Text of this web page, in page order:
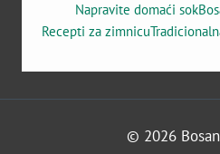
Napravite domaći sok
Recepti za zimnicu
© 2026